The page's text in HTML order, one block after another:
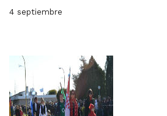
4 septiembre